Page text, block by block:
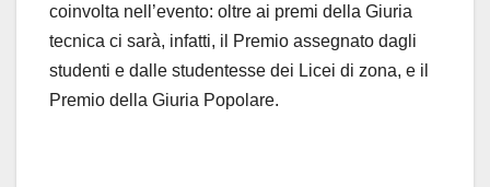
coinvolta nell’evento: oltre ai premi della Giuria
tecnica ci sarà, infatti, il Premio assegnato dagli
studenti e dalle studentesse dei Licei di zona, e il
Premio della Giuria Popolare.